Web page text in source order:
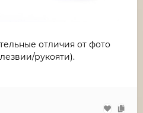
отличия от фото
рукояти).